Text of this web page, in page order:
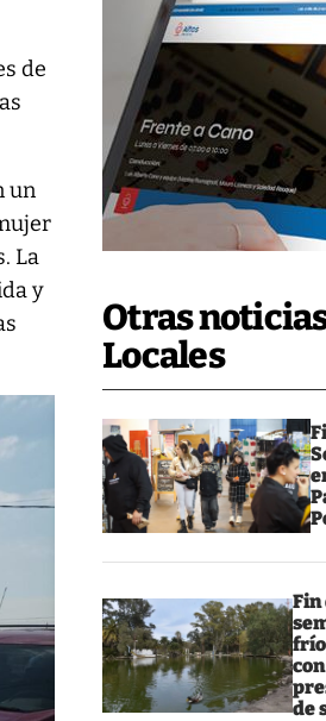
Otras
Locales
Fin
de
de
un
La
y